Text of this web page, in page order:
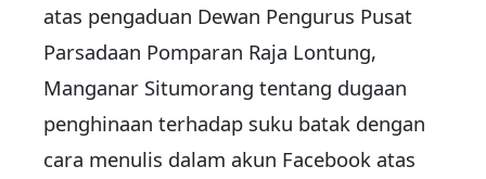
atas pengaduan Dewan Pengurus Pusat
Parsadaan Pomparan Raja Lontung,
Manganar Situmorang tentang dugaan
penghinaan terhadap suku batak dengan
cara menulis dalam akun Facebook atas